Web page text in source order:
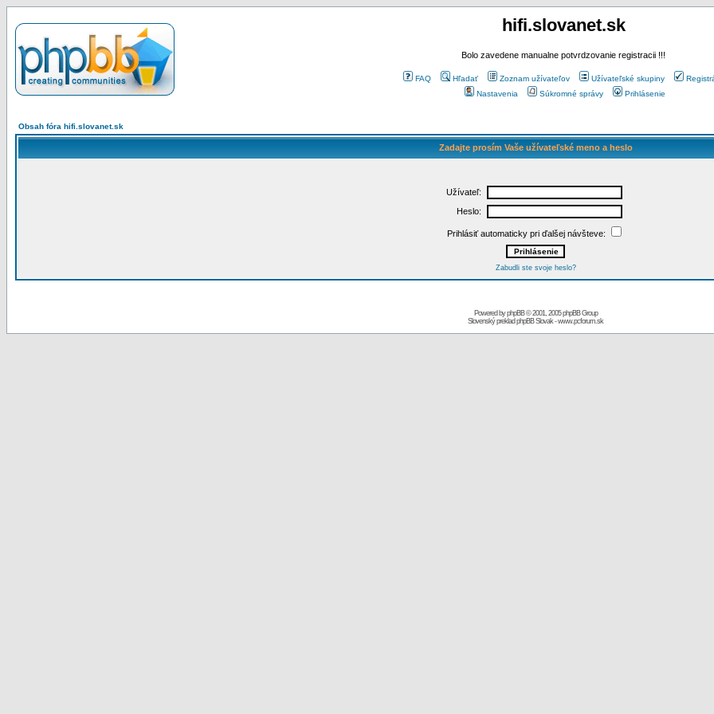
hifi.slovanet.sk
Bolo zavedene manualne potvrdzovanie registracii !!!
FAQ Hľadať Zoznam užívateľov Užívateľské skupiny
Nastavenia
Súkromné správy Prihlásenie
Obsah fóra hifi.slovanet.sk
Zadajte prosím Vaše užívateľské meno a heslo
Užívateľ:
Heslo:
Prihlásiť automaticky pri ďalšej návšteve:
Zabudli ste svoje heslo?
Powered byphpBB© 2001, 2005 phpBB Group
Slovenský preklad phpBB Slovak-www.pcforum.sk